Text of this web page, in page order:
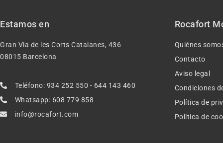
Estamos en
Gran Via de les Corts Catalanes, 436
08015 Barcelona
Teléfono: 934 252 550 - 644 143 460
Whatsapp: 608 779 858
info@rocafort.com
Rocafort
Quiénes
Contacto
Aviso legal
Condiciones
Política de
Política de